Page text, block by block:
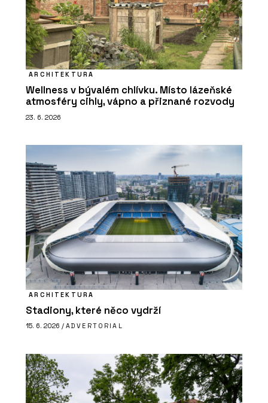
ARCHITEKTURA
Wellness v bývalém chlívku. Místo lázeňské
atmosféry cihly, vápno a přiznané rozvody
23. 6. 2026
ARCHITEKTURA
Stadiony, které něco vydrží
15. 6. 2026 / ADVERTORIAL